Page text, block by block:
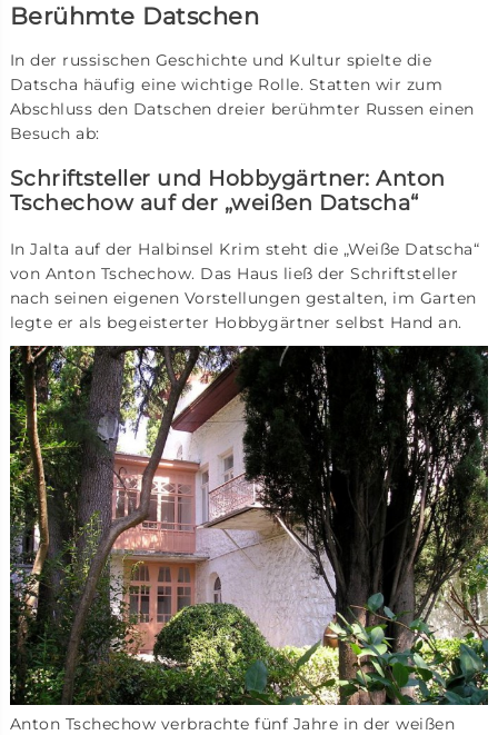
Berühmte Datschen
In der russischen Geschichte und Kultur spielte die
Datscha häufig eine wichtige Rolle. Statten wir zum
Abschluss den Datschen dreier berühmter Russen einen
Besuch ab:
Schriftsteller und Hobbygärtner: Anton
Tschechow auf der „weißen Datscha“
In Jalta auf der Halbinsel Krim steht die „Weiße Datscha“
von Anton Tschechow. Das Haus ließ der Schriftsteller
nach seinen eigenen Vorstellungen gestalten, im Garten
legte er als begeisterter Hobbygärtner selbst Hand an.
Anton Tschechow verbrachte fünf Jahre in der weißen